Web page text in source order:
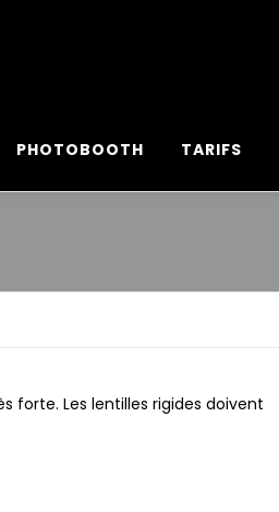
PHOTOBOOTH TARIFS
forte. Les lentilles rigides doivent